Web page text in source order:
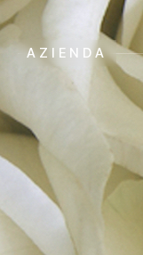
AZIENDA